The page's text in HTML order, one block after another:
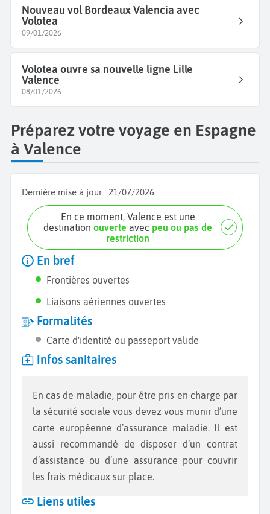
Nouveau vol Bordeaux Valencia avec
Volotea
09/01/2026
Volotea ouvre sa nouvelle ligne Lille
Valence
08/01/2026
Préparez votre voyage en Espagne
à Valence
Dernière mise à jour : 21/07/2026
En ce moment, Valence est une
destinationouverte avec peu ou pas de
restriction
En bref
Frontières ouvertes
Liaisons aériennes ouvertes
Formalités
Carte d'identité ou passeport valide
Infos sanitaires
En cas de maladie, pour être pris en charge par
la sécurité sociale vous devez vous munir d’une
carte européenne d’assurance maladie. Il est
aussi recommandé de disposer d’un contrat
d’assistance ou d’une assurance pour couvrir
les frais médicaux sur place.
Liens utiles